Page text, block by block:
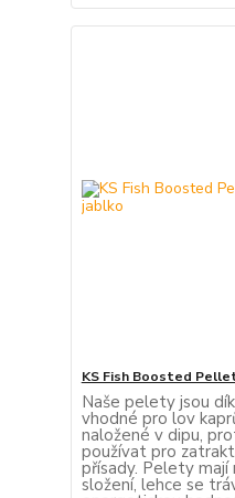
KS Fish Boosted
Naše pelety jsou
vhodné pro lov
naložené v dipu,
používat pro
přísady. Pelety mají
složení, lehce se